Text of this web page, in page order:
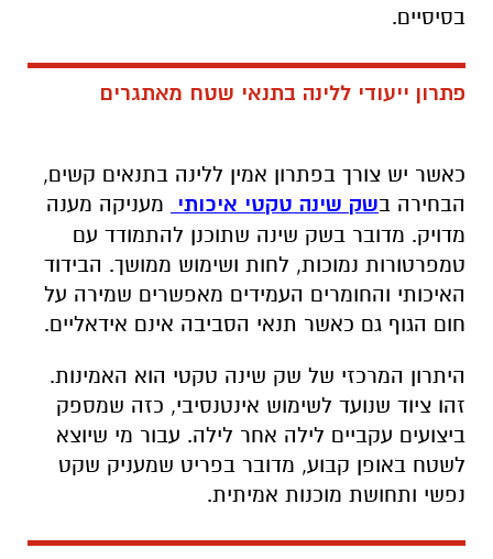
בסיסיים.
פתרון ייעודי ללינה בתנאי שטח מאתגרים
כאשר יש צורך בפתרון אמין ללינה בתנאים קשים,
הבחירה בשק שינה טקטי איכותי
מעניקה מענה
מדויק. מדובר בשק שינה שתוכנן להתמודד עם
טמפרטורות נמוכות, לחות ושימוש ממושך. הבידוד
האיכותי והחומרים העמידים מאפשרים שמירה על
חום הגוף גם כאשר תנאי הסביבה אינם אידאליים.
היתרון המרכזי של שק שינה טקטי הוא האמינות.
זהו ציוד שנועד לשימוש אינטנסיבי, כזה שמספק
ביצועים עקביים לילה אחר לילה. עבור מי שיוצא
לשטח באופן קבוע, מדובר בפריט שמעניק שקט
נפשי ותחושת מוכנות אמיתית.